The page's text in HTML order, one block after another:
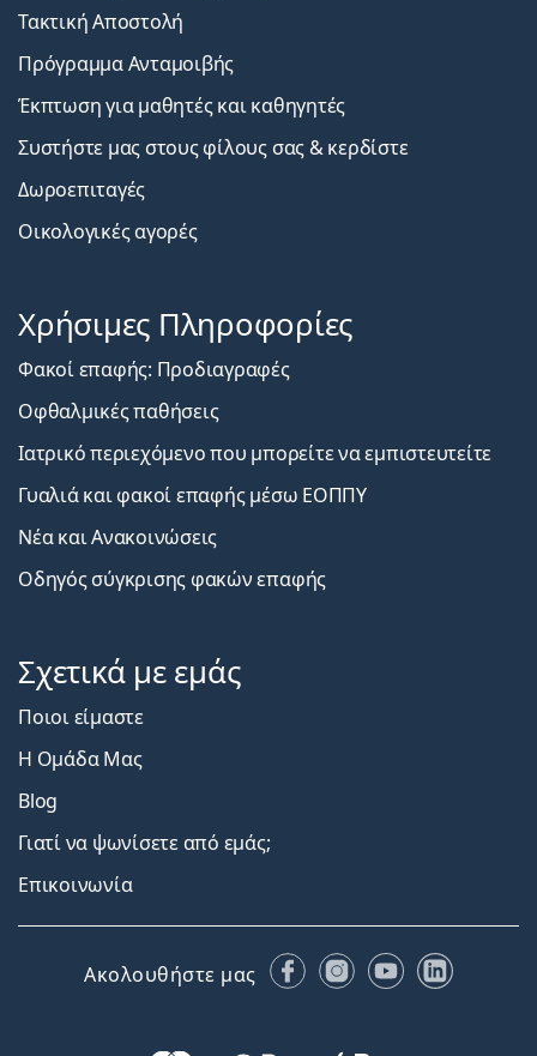
Τακτική Αποστολή
Πρόγραμμα Ανταμοιβής
Έκπτωση για μαθητές και καθηγητές
Συστήστε μας στους φίλους σας & κερδίστε
Δωροεπιταγές
Οικολογικές αγορές
Χρήσιμες Πληροφορίες
Φακοί επαφής: Προδιαγραφές
Οφθαλμικές παθήσεις
Ιατρικό περιεχόμενο που μπορείτε να εμπιστευτείτε
Γυαλιά και φακοί επαφής μέσω ΕΟΠΠΥ
Νέα και Ανακοινώσεις
Οδηγός σύγκρισης φακών επαφής
Σχετικά με εμάς
Ποιοι είμαστε
Η Ομάδα Μας
Blog
Γιατί να ψωνίσετε από εμάς;
Επικοινωνία
Ακολουθήστε μας FacebookInstagram
YouTubeLinkedIn